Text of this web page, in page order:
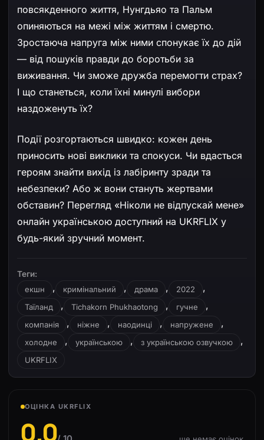
повсякденного життя, Нунгдьяо та Пальм
опиняються на межі між життям і смертю.
Зростаюча напруга між ними спонукає їх до дій
— від пошуків правди до боротьби за
виживання. Чи зможе дружба перемогти страх?
І що станеться, коли їхні минулі вибори
наздоженуть їх?
Події розгортаються швидко: кожен день
приносить нові виклики та спокуси. Чи вдасться
героям знайти вихід із лабіринту зради та
небезпеки? Або ж вони стануть жертвами
обставин? Перегляд «Ніколи не відпускай мене»
онлайн українською доступний на UKRFLIX у
будь-який зручний момент.
Теги:
екшн
, кримінальний , драма , 2022 ,
Таїланд , Tichakorn Phukhaotong , гучне ,
компанія , ніжне , наодинці , напружене ,
холодне , українською , з українською озвучкою ,
UKRFLIX
ОЦІНКА UKRFLIX
0.0